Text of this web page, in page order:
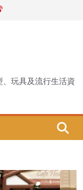
玩具及流行生活資